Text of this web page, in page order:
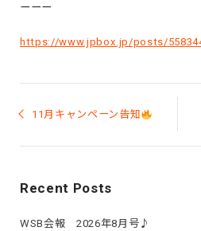
ーーー
https://www.jpbox.jp/posts/
ナ
ゲ
ョ
11月キャンペーン告知
Recent Posts
WSB会報 2026年8月号♪